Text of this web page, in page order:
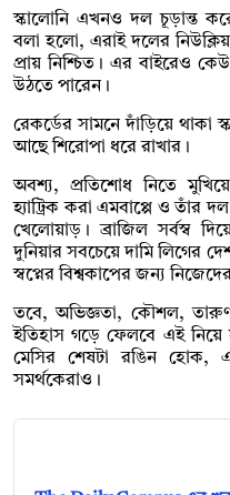
স্কালোনি এখনও দল চূড়ান্ত
বলা হলো, এরাই দলের
প্রায় নিশ্চিত। এর বাইরেও
উঠতে পারেন।
রেকর্ডের সামনে দাঁড়িয়ে থাকা
আছে শিরোপা ধরে রাখার।
অবশ্য, প্রতিশোধ নিতে
হ্যাট্রিক করা এমবাপ্পে ও তাঁর
খেলোয়াড়। ব্রাজিল সর্বস্ব
দুনিয়ার সবচেয়ে দামি লিগের
স্বপ্নের বিশ্বকাপের জন্য
তবে, অভিজ্ঞতা, কৌশল,
ইতিহাস গড়ে ফেলবে এই নিয়ে
মেসির শেষটা রঙিন হোক,
সমর্থকেরাও।